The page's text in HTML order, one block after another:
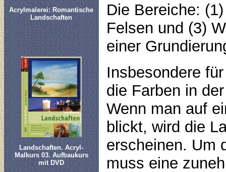
Acrylmalerei: Romantische
Landschaften
Landschaften. Acryl-
Malkurs 03. Aufbaukurs
mit DVD
Die Bereiche:
Felsen und (3)
einer
Insbesondere
die Farben in
Wenn man auf
blickt, wird die
erscheinen. Um
muss eine